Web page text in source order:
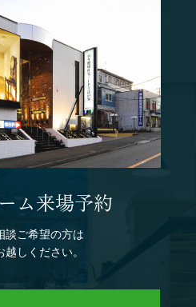
ム来場予約
談ご希望の方は
しください。